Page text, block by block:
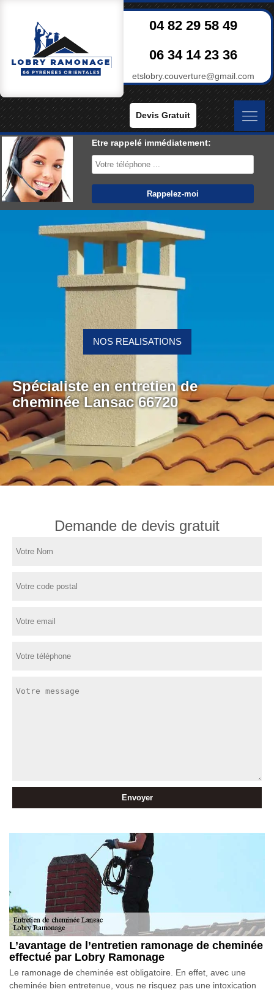
04 82 29 58 49
06 34 14 23 36
etslobry.couverture@gmail.com
Devis Gratuit
Etre rappelé immédiatement:
Spécialiste en entretien de
cheminée Lansac 66720
NOS REALISATIONS
Demande de devis gratuit
L’avantage de l’entretien ramonage de cheminée
effectué par Lobry Ramonage
Le ramonage de cheminée est obligatoire. En effet, avec une
cheminée bien entretenue, vous ne risquez pas une intoxication